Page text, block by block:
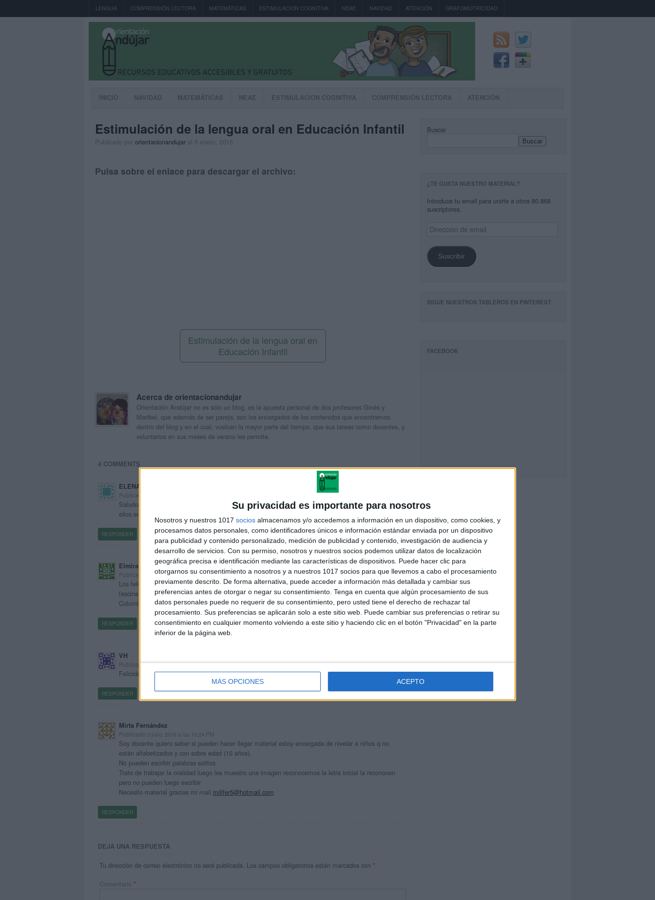
Su privacidad es importante para nosotros
Nosotros y nuestros 1017 socios almacenamos y/o accedemos a información en un dispositivo, como cookies, y
procesamos datos personales, como identificadores únicos e información estándar enviada por un dispositivo
para publicidad y contenido personalizado, medición de publicidad y contenido, investigación de audiencia y
desarrollo de servicios. Con su permiso, nosotros y nuestros socios podemos utilizar datos de localización
geográfica precisa e identificación mediante las características de dispositivos. Puede hacer clic para
otorgarnos su consentimiento a nosotros y a nuestros 1017 socios para que llevemos a cabo el procesamiento
previamente descrito. De forma alternativa, puede acceder a información más detallada y cambiar sus
preferencias antes de otorgar o negar su consentimiento. Tenga en cuenta que algún procesamiento de sus
datos personales puede no requerir de su consentimiento, pero usted tiene el derecho de rechazar tal
procesamiento. Sus preferencias se aplicarán solo a este sitio web. Puede cambiar sus preferencias o retirar su
consentimiento en cualquier momento volviendo a este sitio y haciendo clic en el botón "Privacidad" en la parte
inferior de la página web.
MÁS OPCIONES ACEPTO
LENGUA COMPRENSIÓN LECTORA MATEMÁTICAS ESTIMULACION COGNITIVA NEAE NAVIDAD ATENCIÓN GRAFOMOTRICIDAD
INICIO NAVIDAD MATEMÁTICAS NEAE ESTIMULACION COGNITIVA COMPRENSIÓN LECTORA ATENCIÓN
Estimulación de la lengua oral en Educación Infantil
Publicado por orientacionandujar el 5 enero, 2015
Pulsa sobre el enlace para descargar el archivo:
Estimulación de la lengua oral en
Educación Infantil
Acerca de orientacionandujar
Orientación Andújar no es solo un blog, es la apuesta personal de dos profesores Ginés y
Maribel, que además de ser pareja, son los encargados de los contenidos que encontramos
dentro del blog y en el cual, vuelcan la mayor parte del tiempo, que sus tareas como docentes, y
voluntarios en sus meses de verano les permite.
4 COMMENTS
ELENA
Publicado
Saludos desde Cantabria. Por aquí también usamos vuestros recursos y estamos encantadas con
ellos en el cole (PT y AL). Muchas gracias.
RESPONDER
Elmira Zuñiga
Publicado 6 enero, 2015 a las 5:17 AM
Los felicito por este blog , soy eddducadora especial, y aunque no estoy. Laborando actualmente, me
fascina aprender mucho de los temas que se relaciona con los niños y niñas de nuestro país
Colombiano. Buena. Ventura en sus proyectos.
RESPONDER
VH
Publicado6 enero, 2015 a las 11:36 PM
Felicidades, sigan adelante con ese mismo ánimo y compromiso. Saludos cordiales VH
RESPONDER
Mirta Fernández
Publicado 3 julio, 2016 a las 10:24 PM
Soy docente quiero saber si pueden hacer llegar material estoy encargada de nivelar a niños q no
están alfabetizados y con sobre edad (10 años).
No pueden escribir palabras solitos.
Trato de trabajar la oralidad luego les muestro una imagen reconocemos la letra inicial la reconocen
pero no pueden luego escribir
Necesito material gracias mi mail milifer5@hotmail.com
RESPONDER
DEJA UNA RESPUESTA
Tu dirección de correo electrónico no será publicada. Los campos obligatorios están marcados con *
Comentario *
Buscar
Buscar
¿TE GUSTA NUESTRO MATERIAL?
Introduce tu email para unirte a otros 80.868
suscriptores.
Dirección
de
Suscribir
SIGUE NUESTROS TABLEROS EN PINTEREST
FACEBOOK